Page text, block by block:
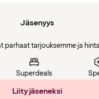
Jäsenyys
parhaat tarjouksemme ja
Superdeals
Liity jäseneksi